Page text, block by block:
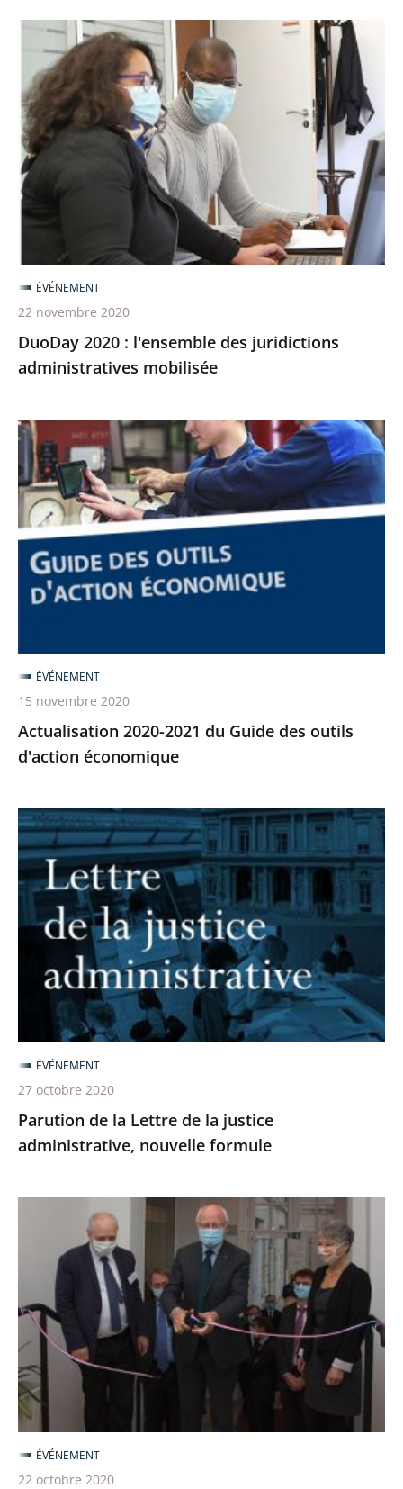
DuoDay
2020
l'ensemble
des
juridictions
administratives
mobilisée
DuoDay 2020 : l'ensemble des juridictions
administratives mobilisée
ÉVÉNEMENT
22 novembre 2020
Actualisation
2020-
2021
du
Guide
des
outils
d'action
Actualisation 2020-2021 du Guide des outils
d'action économique
ÉVÉNEMENT
15 novembre 2020
Parution
de
la
Lettre
de
justice
administrative,
nouvelle
formule
Parution de la Lettre de la justice
administrative, nouvelle formule
ÉVÉNEMENT
27 octobre 2020
président
au
tribunal
administratif
de
Châlons-
en-
Champagne
ÉVÉNEMENT
22 octobre 2020